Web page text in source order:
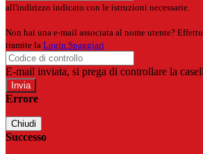
all'indirizzo indicato con le istruzioni necessarie.
Non hai una e-mail associata al nome utente?
tramite la Login Spaggiari
E-mail inviata, si prega di controllare la
Errore
Chiudi
Successo